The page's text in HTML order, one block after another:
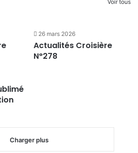
Voir tous
26 mars 2026
Actualités Croisière
N°278
Charger plus